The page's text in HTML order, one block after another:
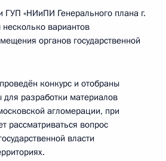
ГУП «НИиПИ Генерального плана г.
вариантов
органов государственной
конкурс и отобраны
для разработки материалов
агломерации, при
рассматриваться вопрос
власти